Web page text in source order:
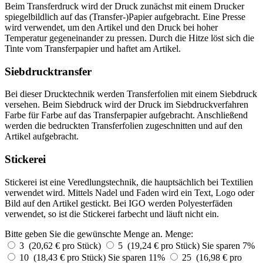
Beim Transferdruck wird der Druck zunächst mit einem Drucker
spiegelbildlich auf das (Transfer-)Papier aufgebracht. Eine Presse
wird verwendet, um den Artikel und den Druck bei hoher
Temperatur gegeneinander zu pressen. Durch die Hitze löst sich die
Tinte vom Transferpapier und haftet am Artikel.
Siebdrucktransfer
Bei dieser Drucktechnik werden Transferfolien mit einem Siebdruck
versehen. Beim Siebdruck wird der Druck im Siebdruckverfahren
Farbe für Farbe auf das Transferpapier aufgebracht. Anschließend
werden die bedruckten Transferfolien zugeschnitten und auf den
Artikel aufgebracht.
Stickerei
Stickerei ist eine Veredlungstechnik, die hauptsächlich bei Textilien
verwendet wird. Mittels Nadel und Faden wird ein Text, Logo oder
Bild auf den Artikel gestickt. Bei IGO werden Polyesterfäden
verwendet, so ist die Stickerei farbecht und läuft nicht ein.
Bitte geben Sie die gewünschte Menge an. Menge:
3 (20,62 € pro Stück)
5 (19,24 € pro Stück) Sie sparen 7%
10 (18,43 € pro Stück) Sie sparen 11%
25 (16,98 € pro